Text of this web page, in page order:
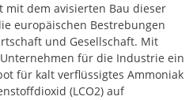
mit dem avisierten Bau dieser
europäischen Bestrebungen
und Gesellschaft. Mit
für die Industrie ein
für kalt verflüssigtes Ammoniak
(LCO2) auf